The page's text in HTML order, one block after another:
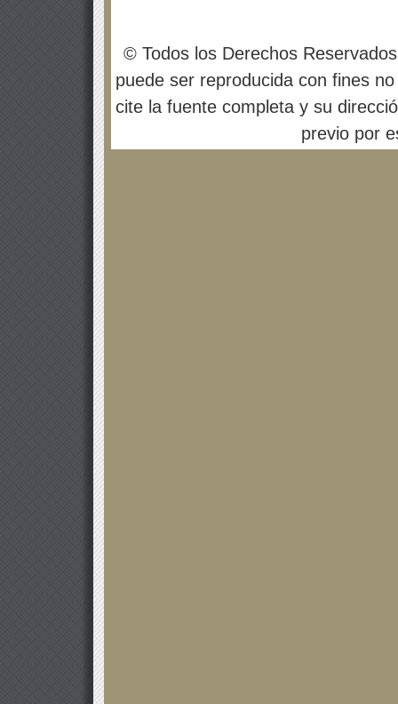
© Todos los Derechos
puede ser reproducida con fines
cite la fuente completa y su
previo por